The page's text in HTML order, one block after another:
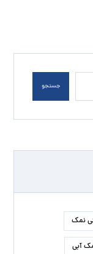
جستجو
نمک
آبی